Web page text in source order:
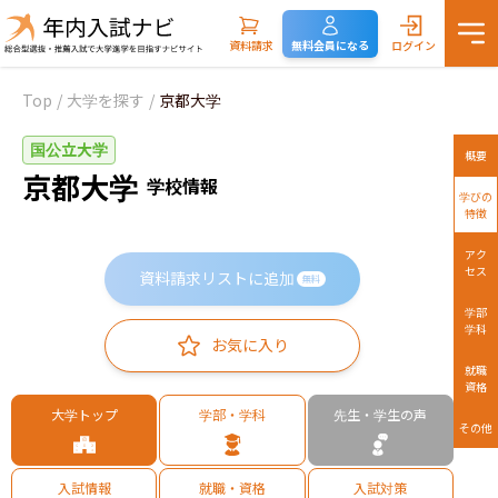
資料請求 無料会員になる ログイン
Top / 大学を探す / 京都大学
国公立大学
京都大学 学校情報
資料請求リストに追加 無料
お気に入り
大学トップ 学部・学科 先生・学生の声
入試情報 就職・資格 入試対策
概要
学びの
特徴
アク
セス
学部
学科
就職
資格
その他